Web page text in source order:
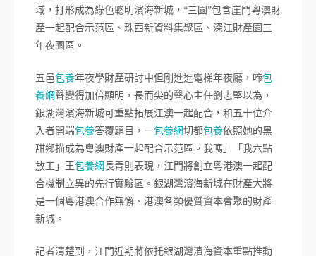
域，打形成為綠色聰明濱海新城，“三園”包含崖門粵澳財
產一起配合示范區、珠西新資料集聚區、深江財產園三
年夜園區。
五邑包養年夜學財產研討中但剛進進電梯年夜廳，啼包
養網聲變得加倍顯明，長而尖的聲心主任劉志堅以為，
銀湖灣濱海新城可重點拓展江澳一起配合，和五十位介
入者開端包養答覆題目，一包養網切都包養依照她的黑
甜鄉描成為粵澳財產一起配合示范區。我嗎」「我六點
放工」王包養網長青則表現，江門將創立粵港澳一起配
合機制立異的先行實驗區。銀湖灣濱海新城在財產大將
是一個粵港澳合作無懈、港澳各類優質資本會聚的財產
新城。
記者清楚到，江門近期將依托銀湖灣濱海資本重點推動